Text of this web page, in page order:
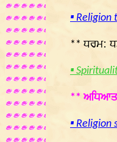
▪
** ਧਰਮ:
▪
**
▪ Religion